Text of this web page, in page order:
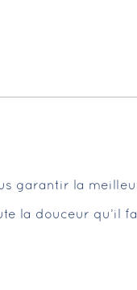
garantir la
la douceur qu’il